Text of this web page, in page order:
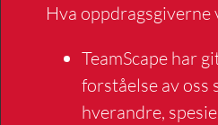
Hva oppdragsgiverne
TeamScape har
forståelse av oss
hverandre,